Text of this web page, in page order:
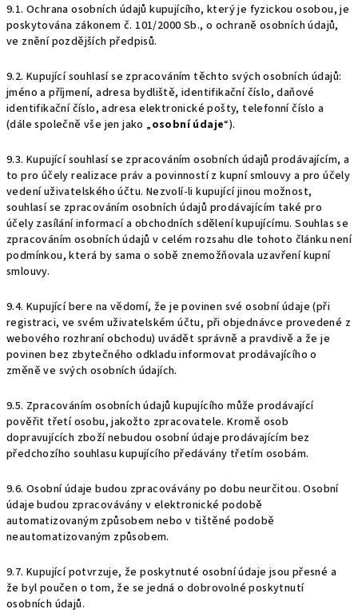
9.1. Ochrana osobních údajů kupujícího, který je fyzickou osobou, je
poskytována zákonem č. 101/2000 Sb., o ochraně osobních údajů,
ve znění pozdějších předpisů.
9.2. Kupující souhlasí se zpracováním těchto svých osobních údajů:
jméno a příjmení, adresa bydliště, identifikační číslo, daňové
identifikační číslo, adresa elektronické pošty, telefonní číslo a
(dále společně vše jen jako „osobní údaje“).
9.3. Kupující souhlasí se zpracováním osobních údajů prodávajícím, a
to pro účely realizace práv a povinností z kupní smlouvy a pro účely
vedení uživatelského účtu. Nezvolí-li kupující jinou možnost,
souhlasí se zpracováním osobních údajů prodávajícím také pro
účely zasílání informací a obchodních sdělení kupujícímu. Souhlas se
zpracováním osobních údajů v celém rozsahu dle tohoto článku není
podmínkou, která by sama o sobě znemožňovala uzavření kupní
smlouvy.
9.4. Kupující bere na vědomí, že je povinen své osobní údaje (při
registraci, ve svém uživatelském účtu, při objednávce provedené z
webového rozhraní obchodu) uvádět správně a pravdivě a že je
povinen bez zbytečného odkladu informovat prodávajícího o
změně ve svých osobních údajích.
9.5. Zpracováním osobních údajů kupujícího může prodávající
pověřit třetí osobu, jakožto zpracovatele. Kromě osob
dopravujících zboží nebudou osobní údaje prodávajícím bez
předchozího souhlasu kupujícího předávány třetím osobám.
9.6. Osobní údaje budou zpracovávány po dobu neurčitou. Osobní
údaje budou zpracovávány v elektronické podobě
automatizovaným způsobem nebo v tištěné podobě
neautomatizovaným způsobem.
9.7. Kupující potvrzuje, že poskytnuté osobní údaje jsou přesné a
že byl poučen o tom, že se jedná o dobrovolné poskytnutí
osobních údajů.